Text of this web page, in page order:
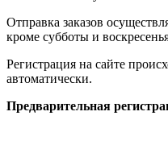
Отправка заказов
кроме субботы и
Регистрация на сайте
автоматически.
Предварительная